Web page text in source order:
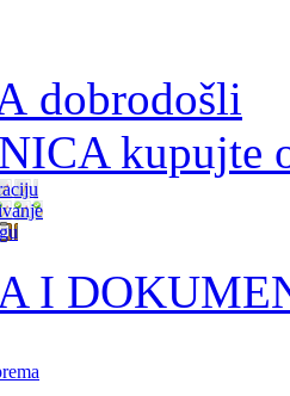
dobrodošli
kupujte
I